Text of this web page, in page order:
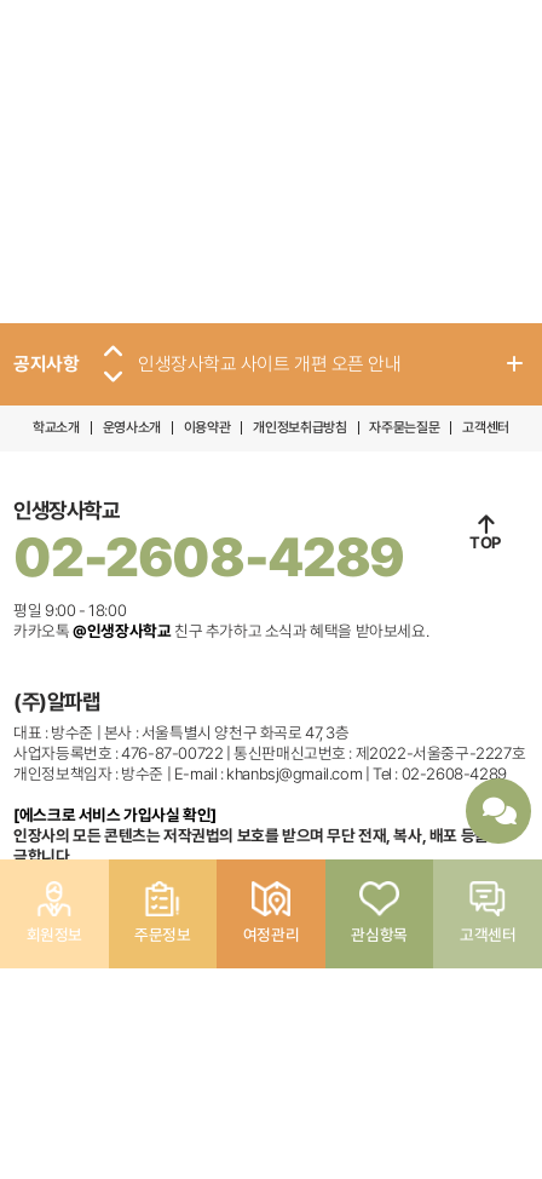
공지사항 인생장사학교 사이트 개편 오픈 안내
학교소개 운영사소개 이용약관 개인정보취급방침 자주묻는질문 고객센터
인생장사학교
02-2608-4289
평일 9:00 - 18:00
카카오톡@인생장사학교친구 추가하고 소식과 혜택을 받아보세요.
(주)알파랩
대표 : 방수준 | 본사 : 서울특별시 양천구 화곡로 47, 3층
사업자등록번호 : 476-87-00722 | 통신판매신고번호 : 제2022-서울중구-2227호
개인정보책임자 : 방수준 | E-mail : khanbsj@gmail.com | Tel : 02-2608-4289
[에스크로 서비스 가입사실 확인]
인장사의 모든 콘텐츠는 저작권법의 보호를 받으며 무단 전재, 복사, 배포 등을
금합니다.
Copyight© 2022인생장사학교 All rights reserved.
TOP
회원정보 주문정보 여정관리 관심항목 고객센터